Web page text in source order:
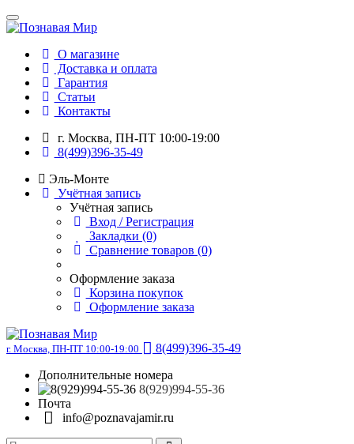
О магазине
Доставка и оплата
Гарантия
Статьи
Контакты
г. Москва, ПН-ПТ 10:00-19:00
8(499)396-35-49
Эль-Монте
Учётная запись
Учётная запись
Вход / Регистрация
Закладки (0)
Сравнение товаров (0)
Оформление заказа
Корзина покупок
Оформление заказа
г. Москва, ПН-ПТ 10:00-19:00
8(499)396-35-49
Дополнительные номера
8(929)994-55-36
Почта
info@poznavajamir.ru